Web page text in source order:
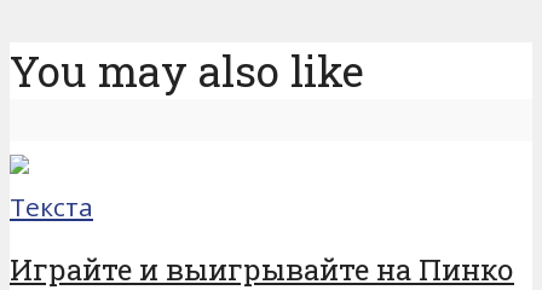
You may also like
Текста
Играйте и выигрывайте на Пинко